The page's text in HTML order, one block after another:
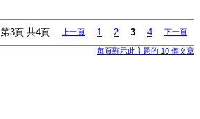
第3頁 共4頁 上一頁 1 2 3 4 下一頁
每頁顯示此主題的 10 個文章